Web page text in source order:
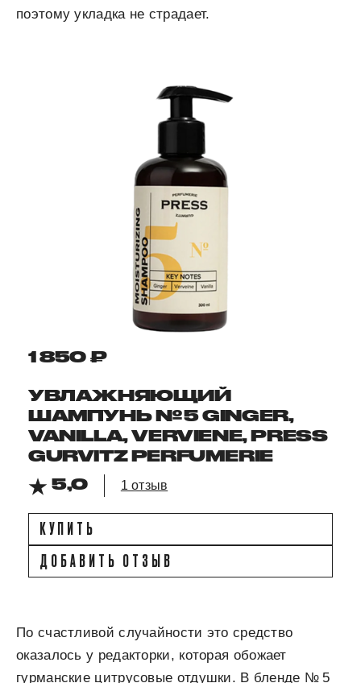
поэтому укладка не страдает.
1 850 ₽
УВЛАЖНЯЮЩИЙ
ШАМПУНЬ № 5 GINGER,
VANILLA, VERVIENE, PRESS
GURVITZ PERFUMERIE
5,0
1 отзыв
КУПИТЬ
ДОБАВИТЬ ОТЗЫВ
По счастливой случайности это средство
оказалось у редакторки, которая обожает
гурманские цитрусовые отдушки. В бленде № 5